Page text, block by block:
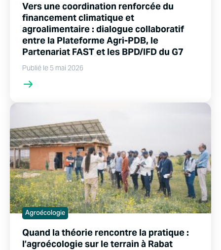
Vers une coordination renforcée du
financement climatique et
agroalimentaire : dialogue collaboratif
entre la Plateforme Agri-PDB, le
Partenariat FAST et les BPD/IFD du G7
Publié le 5 mai 2026
Agroécologie
Quand la théorie rencontre la pratique :
l’agroécologie sur le terrain à Rabat